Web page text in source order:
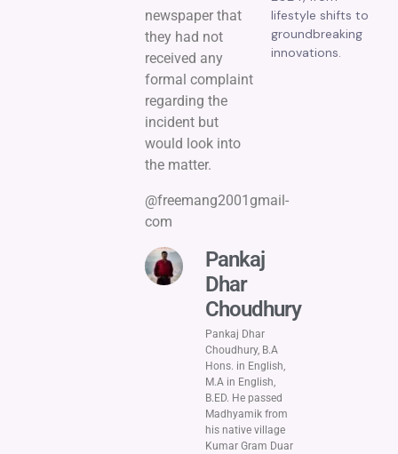
newspaper that
they had not
received any
formal complaint
regarding the
incident but
would look into
the matter.
@freemang2001gmail-
com
Pankaj
Dhar
Choudhury
Pankaj Dhar
Choudhury, B.A
Hons. in English,
M.A in English,
B.ED. He passed
Madhyamik from
his native village
Kumar Gram Duar
lifestyle shifts to
groundbreaking
innovations.